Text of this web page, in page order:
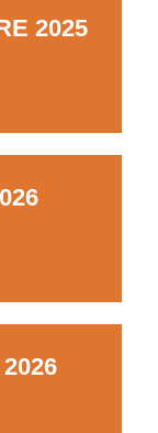
2025